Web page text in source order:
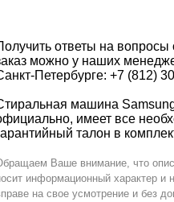
ответы на
можно у наших
Петербурге: +7 (812)
машина
имеет все
талон в
Ваше внимание, что
информационный характер и
на свое усмотрение и без